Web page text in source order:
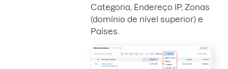
Categoria, Endereço IP, Zonas
(domínio de nível superior) e
Países.